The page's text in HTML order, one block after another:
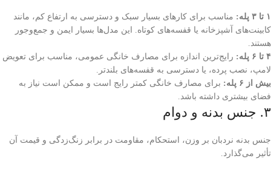
۱ تا ۳ پله:
مناسب برای کارهای بسیار سبک و دسترسی به ارتفاع کم، مانند
کابینت‌های آشپزخانه یا قفسه‌های کوتاه. این مدل‌ها بسیار ایمن و جمع‌وجور
هستند.
۴ تا ۶ پله:
رایج‌ترین اندازه برای مصارف خانگی عمومی، مناسب برای تعویض
لامپ، نصب پرده، یا دسترسی به قفسه‌های بلندتر.
بیش از ۶ پله:
برای مصارف خانگی کمتر رایج است و ممکن است نیاز به
فضای بیشتری داشته باشد.
۳. جنس بدنه و دوام
جنس بدنه نردبان بر وزن، استحکام، مقاومت در برابر زنگ‌زدگی و قیمت آن
تأثیر می‌گذارد.